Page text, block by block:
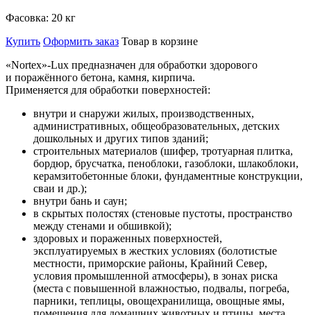
Фасовка: 20 кг
Купить Оформить заказ Товар в корзине
«Nortex»-Lux предназначен для обработки здорового
и поражённого бетона, камня, кирпича.
Применяется для обработки поверхностей:
внутри и снаружи жилых, производственных,
административных, общеобразовательных, детских
дошкольных и других типов зданий;
строительных материалов (шифер, тротуарная плитка,
бордюр, брусчатка, пеноблоки, газоблоки, шлакоблоки,
керамзитобетонные блоки, фундаментные конструкции,
сваи и др.);
внутри бань и саун;
в скрытых полостях (стеновые пустоты, пространство
между стенами и обшивкой);
здоровых и пораженных поверхностей,
эксплуатируемых в жестких условиях (болотистые
местности, приморские районы, Крайний Север,
условия промышленной атмосферы), в зонах риска
(места с повышенной влажностью, подвалы, погреба,
парники, теплицы, овощехранилища, овощные ямы,